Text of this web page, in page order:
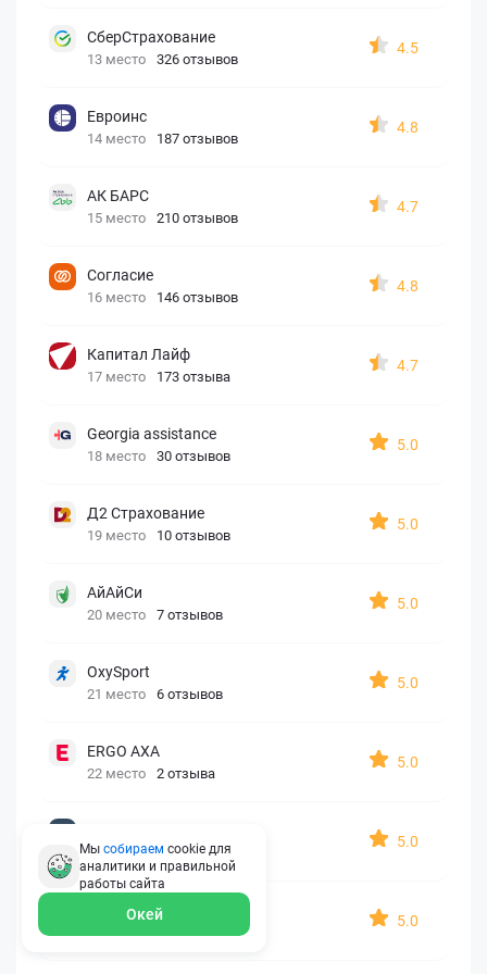
СберСтрахование
13 место 326 отзывов
4.5
Евроинс
14 место 187 отзывов
4.8
АК БАРС
15 место 210 отзывов
4.7
Согласие
16 место 146 отзывов
4.8
Капитал Лайф
17 место 173 отзыва
4.7
Georgia assistance
18 место 30 отзывов
5.0
Д2 Страхование
19 место 10 отзывов
5.0
АйАйСи
20 место 7 отзывов
5.0
OxySport
21 место 6 отзывов
5.0
ERGO AXA
22 место 2 отзыва
5.0
23 место 1 отзыв
5.0
УралСиб
5.0
Мы собираем cookie для
аналитики и правильной
работы сайта
Окей